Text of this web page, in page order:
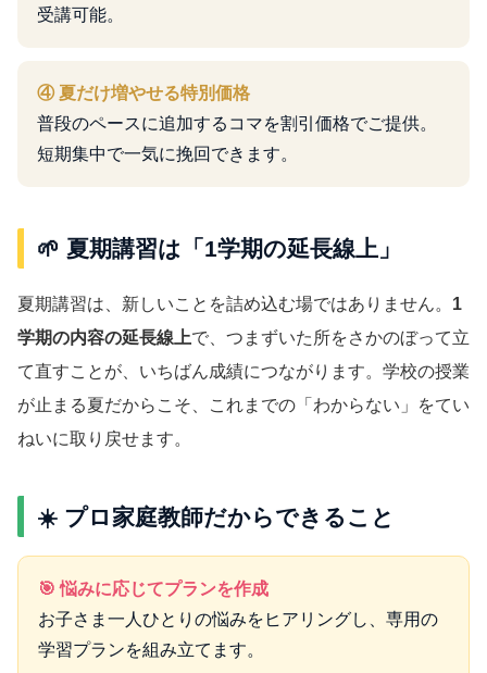
受講可能。
④ 夏だけ増やせる特別価格
普段のペースに追加するコマを割引価格でご提供。
短期集中で一気に挽回できます。
🌱 夏期講習は「1学期の延長線上」
夏期講習は、新しいことを詰め込む場ではありません。 1
学期の内容の延長線上で、つまずいた所をさかのぼって立
て直すことが、いちばん成績につながります。学校の授業
が止まる夏だからこそ、これまでの「わからない」をてい
ねいに取り戻せます。
☀️ プロ家庭教師だからできること
🎯 悩みに応じてプランを作成
お子さま一人ひとりの悩みをヒアリングし、専用の
学習プランを組み立てます。